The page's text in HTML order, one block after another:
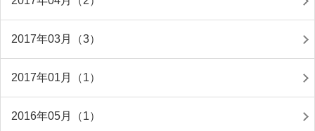
2017年03月（3）
2017年01月（1）
2016年05月（1）